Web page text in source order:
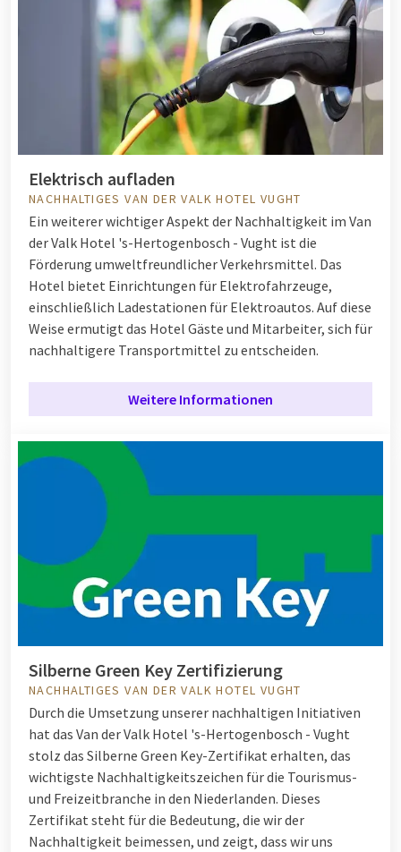
Elektrisch aufladen
NACHHALTIGES VAN DER VALK HOTEL VUGHT
Ein weiterer wichtiger Aspekt der Nachhaltigkeit im Van
der Valk Hotel 's-Hertogenbosch - Vught ist die
Förderung umweltfreundlicher Verkehrsmittel. Das
Hotel bietet Einrichtungen für Elektrofahrzeuge,
einschließlich Ladestationen für Elektroautos. Auf diese
Weise ermutigt das Hotel Gäste und Mitarbeiter, sich für
nachhaltigere Transportmittel zu entscheiden.
Weitere Informationen
Silberne Green Key Zertifizierung
NACHHALTIGES VAN DER VALK HOTEL VUGHT
Durch die Umsetzung unserer nachhaltigen Initiativen
hat das Van der Valk Hotel 's-Hertogenbosch - Vught
stolz das Silberne Green Key-Zertifikat erhalten, das
wichtigste Nachhaltigkeitszeichen für die Tourismus-
und Freizeitbranche in den Niederlanden. Dieses
Zertifikat steht für die Bedeutung, die wir der
Nachhaltigkeit beimessen, und zeigt, dass wir uns